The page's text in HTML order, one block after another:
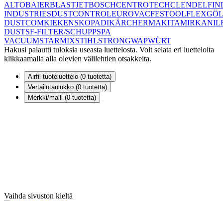
ALTOBAIERBLASTJETBOSCHCENTROTECHCLENDELFIN
INDUSTRIESDUSTCONTROLEUROVACFESTOOLFLEX
DUSTCOMKIEKENSKOPADIKÄRCHERMAKITAMIRKA
DUSTSF-FILTER/SCHUPPSPA
VACUUMSTARMIXSTIHLSTRONGWAPWÜRT
Hakusi palautti tuloksia useasta luettelosta. Voit selata eri luetteloita
klikkaamalla alla olevien välilehtien otsakkeita.
Airfil tuoteluettelo (0 tuotetta)
Vertailutaulukko (0 tuotetta)
Merkki/malli (0 tuotetta)
Vaihda sivuston kieltä